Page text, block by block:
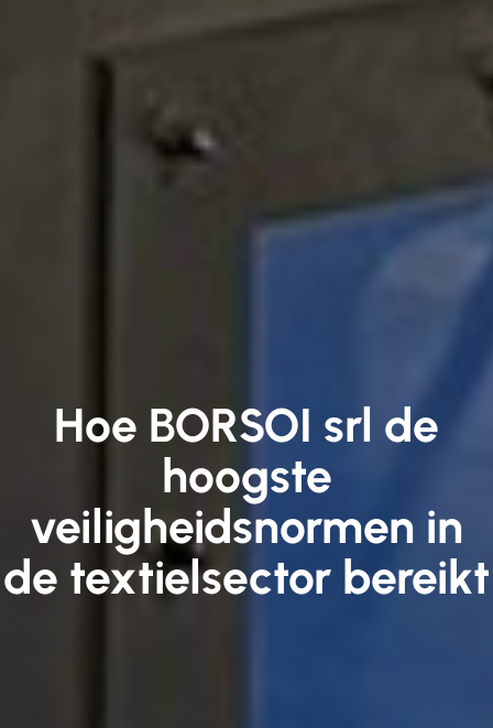
Hoe BORSOI srl de
hoogste
veiligheidsnormen in
de textielsector bereikt